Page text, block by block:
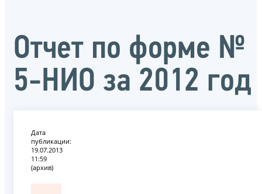
Отчет по форме №
5-НИО за 2012 год
Дата
публикации:
19.07.2013
11:59
(архив)